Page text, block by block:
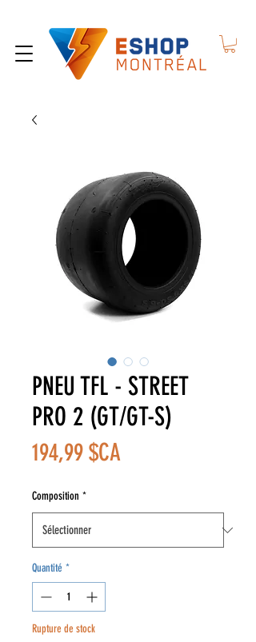
PNEU TFL - STREET
PRO 2 (GT/GT-S)
194,99 $CA
Composition *
Quantité *
Rupture de stock